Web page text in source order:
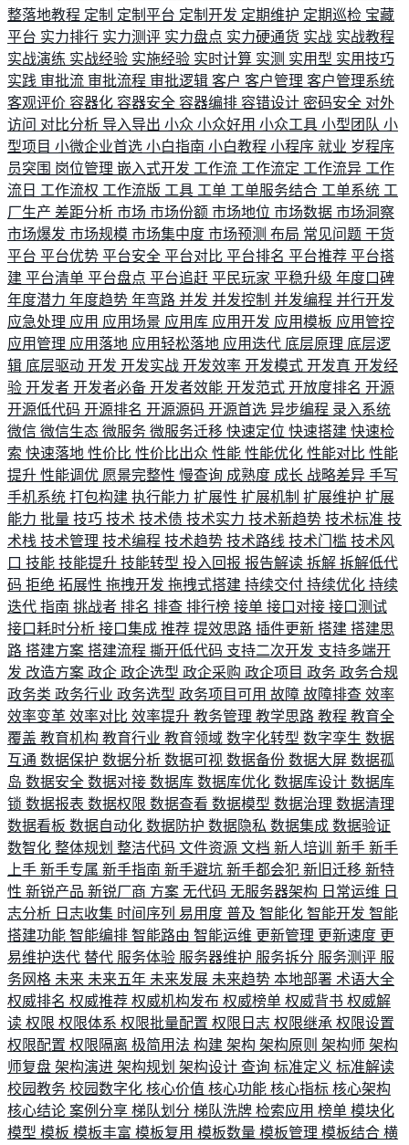
整落地教程 定制 定制平台 定制开发 定期维护 定期巡检 宝藏
平台 实力排行 实力测评 实力盘点 实力硬通货 实战 实战教程
实战演练 实战经验 实施经验 实时计算 实测 实用型 实用技巧
实践 审批流 审批流程 审批逻辑 客户 客户管理 客户管理系统
客观评价 容器化 容器安全 容器编排 容错设计 密码安全 对外
访问 对比分析 导入导出 小众 小众好用 小众工具 小型团队 小
型项目 小微企业首选 小白指南 小白教程 小程序 就业 岁程序
员突围 岗位管理 嵌入式开发 工作流 工作流定 工作流异 工作
流日 工作流权 工作流版 工具 工单 工单服务结合 工单系统 工
厂生产 差距分析 市场 市场份额 市场地位 市场数据 市场洞察
市场爆发 市场规模 市场集中度 市场预测 布局 常见问题 干货
平台 平台优势 平台安全 平台对比 平台排名 平台推荐 平台搭
建 平台清单 平台盘点 平台追赶 平民玩家 平稳升级 年度口碑
年度潜力 年度趋势 年弯路 并发 并发控制 并发编程 并行开发
应急处理 应用 应用场景 应用库 应用开发 应用模板 应用管控
应用管理 应用落地 应用轻松落地 应用迭代 底层原理 底层逻
辑 底层驱动 开发 开发实战 开发效率 开发模式 开发真 开发经
验 开发者 开发者必备 开发者效能 开发范式 开放度排名 开源
开源低代码 开源排名 开源源码 开源首选 异步编程 录入系统
微信 微信生态 微服务 微服务迁移 快速定位 快速搭建 快速检
索 快速落地 性价比 性价比出众 性能 性能优化 性能对比 性能
提升 性能调优 愿景完整性 慢查询 成熟度 成长 战略差异 手写
手机系统 打包构建 执行能力 扩展性 扩展机制 扩展维护 扩展
能力 批量 技巧 技术 技术债 技术实力 技术新趋势 技术标准 技
术栈 技术管理 技术编程 技术趋势 技术路线 技术门槛 技术风
口 技能 技能提升 技能转型 投入回报 报告解读 拆解 拆解低代
码 拒绝 拓展性 拖拽开发 拖拽式搭建 持续交付 持续优化 持续
迭代 指南 挑战者 排名 排查 排行榜 接单 接口对接 接口测试
接口耗时分析 接口集成 推荐 提效思路 插件更新 搭建 搭建思
路 搭建方案 搭建流程 撕开低代码 支持二次开发 支持多端开
发 改造方案 政企 政企选型 政企采购 政企项目 政务 政务合规
政务类 政务行业 政务选型 政务项目可用 故障 故障排查 效率
效率变革 效率对比 效率提升 教务管理 教学思路 教程 教育全
覆盖 教育机构 教育行业 教育领域 数字化转型 数字孪生 数据
互通 数据保护 数据分析 数据可视 数据备份 数据大屏 数据孤
岛 数据安全 数据对接 数据库 数据库优化 数据库设计 数据库
锁 数据报表 数据权限 数据查看 数据模型 数据治理 数据清理
数据看板 数据自动化 数据防护 数据隐私 数据集成 数据验证
数智化 整体规划 整洁代码 文件资源 文档 新人培训 新手 新手
上手 新手专属 新手指南 新手避坑 新手都会犯 新旧迁移 新特
性 新锐产品 新锐厂商 方案 无代码 无服务器架构 日常运维 日
志分析 日志收集 时间序列 易用度 普及 智能化 智能开发 智能
搭建功能 智能编排 智能路由 智能运维 更新管理 更新速度 更
易维护迭代 替代 服务体验 服务器维护 服务拆分 服务测评 服
务网格 未来 未来五年 未来发展 未来趋势 本地部署 术语大全
权威排名 权威推荐 权威机构发布 权威榜单 权威背书 权威解
读 权限 权限体系 权限批量配置 权限日志 权限继承 权限设置
权限配置 权限隔离 极简用法 构建 架构 架构原则 架构师 架构
师复盘 架构演进 架构规划 架构设计 查询 标准定义 标准解读
校园教务 校园数字化 核心价值 核心功能 核心指标 核心架构
核心结论 案例分享 梯队划分 梯队洗牌 检索应用 榜单 模块化
模型 模板 模板丰富 模板复用 模板数量 模板管理 模板结合 横